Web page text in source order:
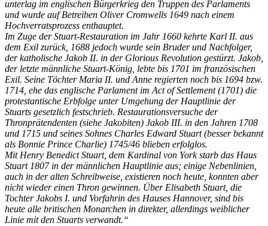
unterlag im englischen Bürgerkrieg den Truppen des Parlaments
und wurde auf Betreiben Oliver Cromwells 1649 nach einem
Hochverratsprozess enthauptet.
Im Zuge der Stuart-Restauration im Jahr 1660 kehrte Karl II. aus
dem Exil zurück, 1688 jedoch wurde sein Bruder und Nachfolger,
der katholische Jakob II. in der Glorious Revolution gestürzt. Jakob,
der letzte männliche Stuart-König, lebte bis 1701 im französischen
Exil. Seine Töchter Maria II. und Anne regierten noch bis 1694 bzw.
1714, ehe das englische Parlament im Act of Settlement (1701) die
protestantische Erbfolge unter Umgehung der Hauptlinie der
Stuarts gesetzlich festschrieb. Restaurationsversuche der
Thronprätendenten (siehe Jakobiten) Jakob III. in den Jahren 1708
und 1715 und seines Sohnes Charles Edward Stuart (besser bekannt
als Bonnie Prince Charlie) 1745/46 blieben erfolglos.
Mit Henry Benedict Stuart, dem Kardinal von York starb das Haus
Stuart 1807 in der männlichen Hauptlinie aus; einige Nebenlinien,
auch in der alten Schreibweise, existieren noch heute, konnten aber
nicht wieder einen Thron gewinnen. Über Elisabeth Stuart, die
Tochter Jakobs I. und Vorfahrin des Hauses Hannover, sind bis
heute alle britischen Monarchen in direkter, allerdings weiblicher
Linie mit den Stuarts verwandt.“